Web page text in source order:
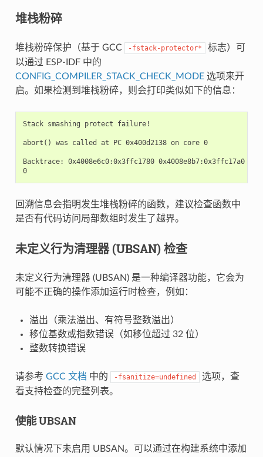
堆栈粉碎
堆栈粉碎保护（基于 GCC -fstack-protector*
标志）可
以通过 ESP-IDF 中的
CONFIG_COMPILER_STACK_CHECK_MODE选项来开
启。如果检测到堆栈粉碎，则会打印类似如下的信息：
Stack smashing protect failure!
abort() was called at PC 0x400d2138 on core 0
Backtrace: 0x4008e6c0:0x3ffc1780 0x4008e8b7:0x3ffc17a0
0
回溯信息会指明发生堆栈粉碎的函数，建议检查函数中
是否有代码访问局部数组时发生了越界。
未定义行为清理器 (UBSAN) 检查
未定义行为清理器 (UBSAN) 是一种编译器功能，它会为
可能不正确的操作添加运行时检查，例如：
溢出（乘法溢出、有符号整数溢出）
移位基数或指数错误（如移位超过 32 位）
整数转换错误
请参考 GCC 文档 中的 -fsanitize=undefined
选项，查
看支持检查的完整列表。
使能 UBSAN
默认情况下未启用 UBSAN。可以通过在构建系统中添加